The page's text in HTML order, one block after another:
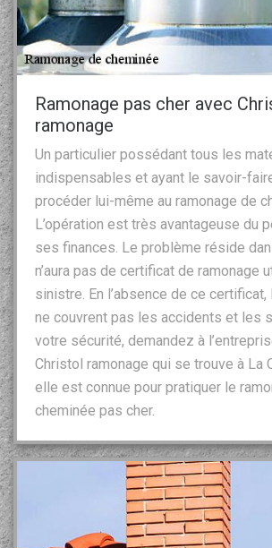
Ramonage pas cher avec
ramonage
Un particulier possédant tous les
indispensables et ayant le savoir-
procéder lui-même au ramonage de
L’opération est très avantageuse du
ses finances. Le problème réside
n’aura pas de certificat de ramonage
sinistre. En l’absence de ce
ne couvrent pas les accidents et les
votre sécurité, demandez à
Christol ramonage qui se trouve à La
elle est connue pour pratiquer le
cheminée pas cher.